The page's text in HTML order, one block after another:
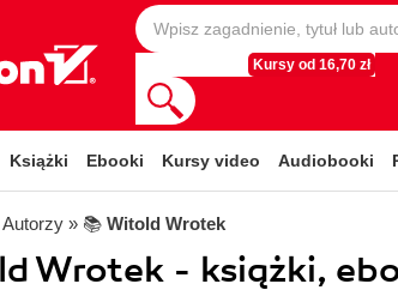
Kursy od 16,70 zł
Książki Ebooki Kursy video Audiobooki
Autorzy » 📚 Witold Wrotek
Wrotek - książki,